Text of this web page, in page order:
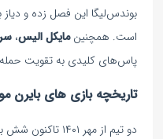
بوندس‌لیگا این فصل زده و دیاز
است. همچنینمایکل الیس،
پاس‌های کلیدی به تقویت
تاریخچه بازی های بایرن
دو تیم از مهر